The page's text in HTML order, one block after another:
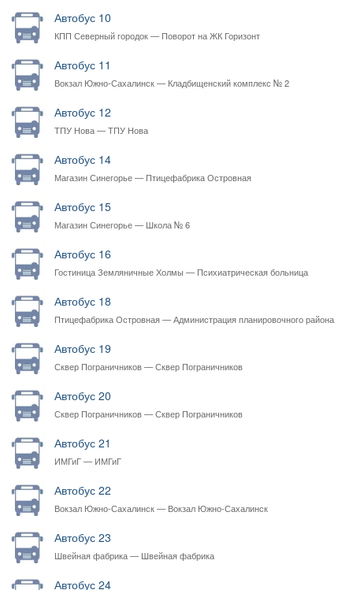
Автобус 10
КПП Северный городок — Поворот на ЖК Горизонт
Автобус 11
Вокзал Южно-Сахалинск — Кладбищенский комплекс № 2
Автобус 12
ТПУ Нова — ТПУ Нова
Автобус 14
Магазин Синегорье — Птицефабрика Островная
Автобус 15
Магазин Синегорье — Школа № 6
Автобус 16
Гостиница Земляничные Холмы — Психиатрическая больница
Автобус 18
Птицефабрика Островная — Администрация планировочного района
Автобус 19
Сквер Пограничников — Сквер Пограничников
Автобус 20
Сквер Пограничников — Сквер Пограничников
Автобус 21
ИМГиГ — ИМГиГ
Автобус 22
Вокзал Южно-Сахалинск — Вокзал Южно-Сахалинск
Автобус 23
Швейная фабрика — Швейная фабрика
Автобус 24